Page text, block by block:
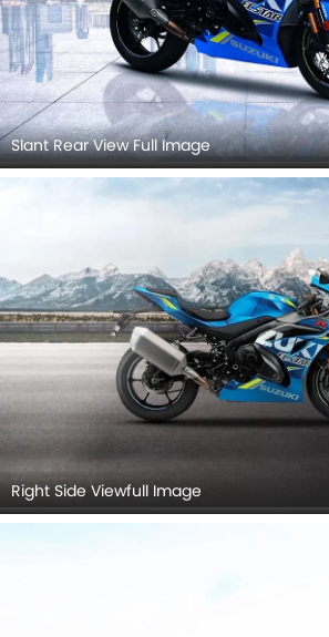
Slant Rear View Full Image
Right Side Viewfull Image